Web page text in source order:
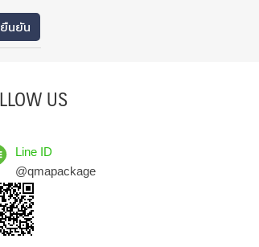
US
Line ID
@qmapackage